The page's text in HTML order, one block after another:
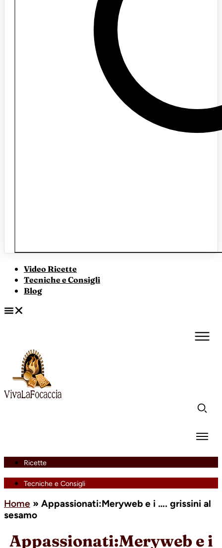
Video Ricette
Tecniche e Consigli
Blog
Ricette
Tecniche e Consigli
Home » Appassionati:Meryweb e i …. grissini al
sesamo
Appassionati:Meryweb e i